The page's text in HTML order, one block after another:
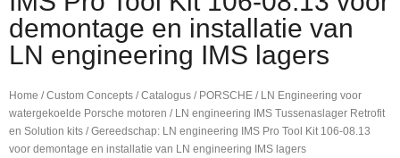
demontage en installatie van
LN engineering IMS lagers
Home /Custom Concepts /Catalogus / PORSCHE / LN Engineering voor
watergekoelde Porsche motoren / LN engineering IMS Tussenaslager Retrofit
en Solution kits / Gereedschap: LN engineering IMS Pro Tool Kit 106-08.13
voor demontage en installatie van LN engineering IMS lagers